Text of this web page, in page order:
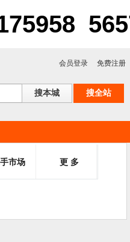
会员登录 免费注册
市场 更 多